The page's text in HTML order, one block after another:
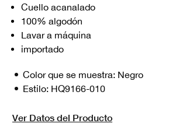
Cuello acanalado
100% algodón
Lavar a máquina
importado
Color que se muestra: Negro
Estilo: HQ9166-010
Ver Datos del Producto